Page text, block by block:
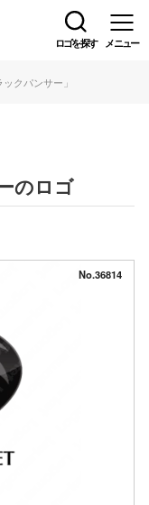
ロゴを探す メニュー
クパンサー」
のロゴ
No.36814